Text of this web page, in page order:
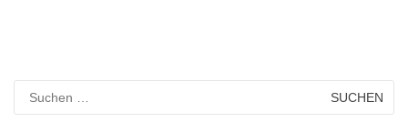
Suchen
nach: